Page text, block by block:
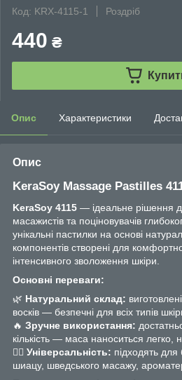
Код: KRX-4115-1
Роздріб
440 ₴
Опис Характеристики
Опис
KeraSoy Massage Pastilles
KeraSoy 4115 — ідеальне рішення
масажистів та поціновувачів
унікальні пастилки на основі
компонентів створені для
інтенсивного зволоження шкіри.
Основні переваги:
🌿 Натуральний склад:
восків — безпечні для всіх типів
🔥 Зручне використання:
кількість — маса наноситься легко,
💆‍♂️ Універсальність: підходять
шиацу, шведського масажу,